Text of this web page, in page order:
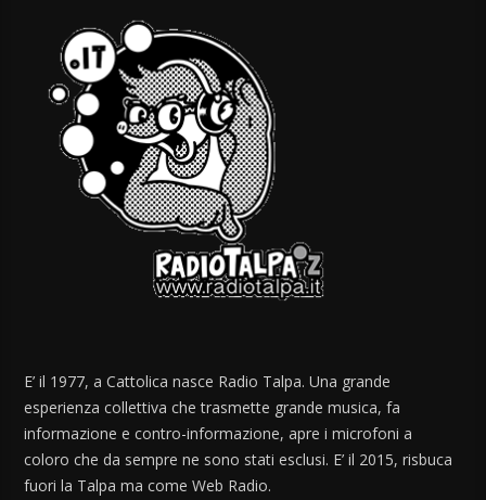
E’ il 1977, a Cattolica nasce Radio Talpa. Una grande
esperienza collettiva che trasmette grande musica, fa
informazione e contro-informazione, apre i microfoni a
coloro che da sempre ne sono stati esclusi. E’ il 2015, risbuca
fuori la Talpa ma come Web Radio.